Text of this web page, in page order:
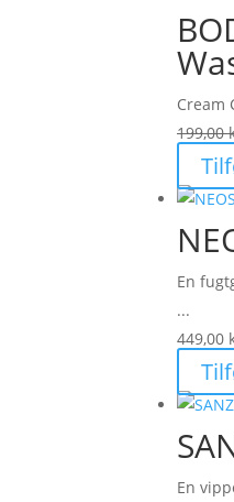
Cream
199,00
En
...
449,00
En